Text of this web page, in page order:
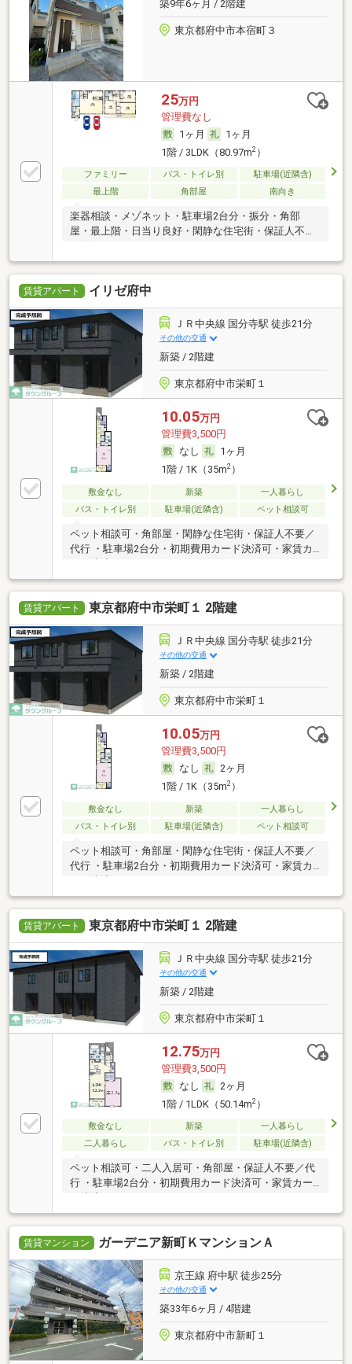
築9年6ヶ月 / 2階建
東京都府中市本宿町３
25万円
管理費なし
1ヶ月
1ヶ月
1階 / 3LDK（80.97m2）
ファミリー バス・トイレ別
駐車場(近隣含)
最上階
角部屋 南向き
楽器相談・メゾネット・駐車場2台分・振分・角部
屋・最上階・日当り良好・閑静な住宅街・保証人不要
賃貸アパート イリゼ府中
ＪＲ中央線 国分寺駅 徒歩21分
その他の交通
新築 / 2階建
東京都府中市栄町１
10.05万円
管理費3,500円
なし
1ヶ月
1階 / 1K（35m2）
敷金なし 新築
一人暮らし
バス・トイレ別
駐車場(近隣含) ペット相談可
ペット相談可・角部屋・閑静な住宅街・保証人不要／
代行 ・駐車場2台分・初期費用カード決済可・家賃カ
ード決済可
賃貸アパート 東京都府中市栄町１ 2階建
ＪＲ中央線 国分寺駅 徒歩21分
その他の交通
新築 / 2階建
東京都府中市栄町１
10.05万円
管理費3,500円
なし
2ヶ月
1階 / 1K（35m2）
敷金なし 新築
一人暮らし
バス・トイレ別
駐車場(近隣含) ペット相談可
ペット相談可・角部屋・閑静な住宅街・保証人不要／
代行 ・駐車場2台分・初期費用カード決済可・家賃カ
ード決済可
賃貸アパート 東京都府中市栄町１ 2階建
ＪＲ中央線 国分寺駅 徒歩21分
その他の交通
新築 / 2階建
東京都府中市栄町１
12.75万円
管理費3,500円
なし
2ヶ月
1階 / 1LDK（50.14m2）
敷金なし 新築
一人暮らし
二人暮らし
バス・トイレ別 駐車場(近隣含)
ペット相談可・二人入居可・角部屋・保証人不要／代
行 ・駐車場2台分・初期費用カード決済可・家賃カー
賃貸マンション ガーデニア新町ＫマンションＡ
京王線 府中駅 徒歩25分
その他の交通
築33年6ヶ月 / 4階建
東京都府中市新町１